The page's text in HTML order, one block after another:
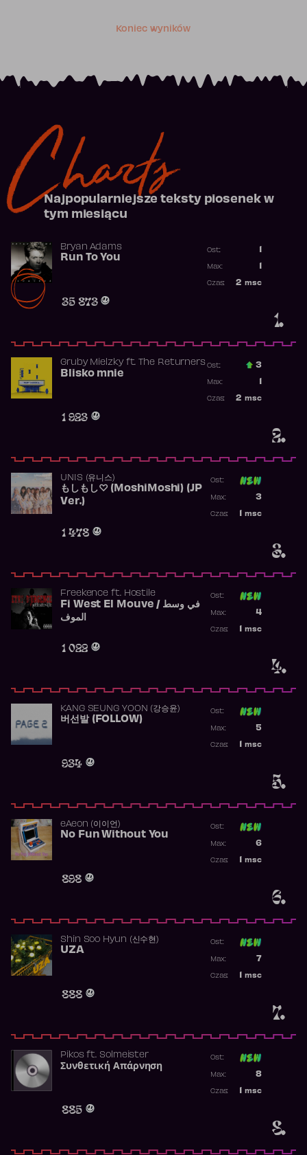
Koniec wyników
Charts
Najpopularniejsze teksty piosenek w
tym miesiącu
1.
Bryan Adams
Run To You
35 873
Ost.:
Max:
2 msc
Czas:
2.
Gruby Mielzkyft. The Returners
Blisko mnie
1 923
Ost.: 3
Max:
2 msc
Czas:
3.
UNIS (유니스)
もしもし♡ (MoshiMoshi) (JP
Ver.)
1 478
Ost:
3
Max:
msc
Czas:
4.
Freekence ft. Hostile
Fi West El Mouve / في وسط
الموف
1 022
Ost:
4
Max:
msc
Czas:
5.
KANG SEUNG YOON (강승윤)
버선발 (FOLLOW)
934
Ost:
5
Max:
msc
Czas:
6.
​eAeon (이이언)
No Fun Without You
898
Ost:
6
Max:
msc
Czas:
7.
Shin Soo Hyun (신수현)
UZA
888
Ost:
7
Max:
msc
Czas:
8.
Pikosft. Solmeister
Συνθετική Απάρνηση
885
Ost:
8
Max:
msc
Czas: